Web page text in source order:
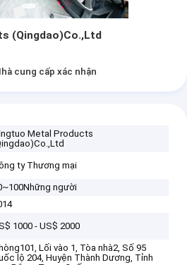
(Qingdao)Co.,Ltd
cung cấp xác nhận
Metal Products
ty Thương mại
người
1000 - US$ 2000
Lối vào 1, Tòa nhà2, Số 95
lộ 204, Huyện Thành Dương, Tỉnh